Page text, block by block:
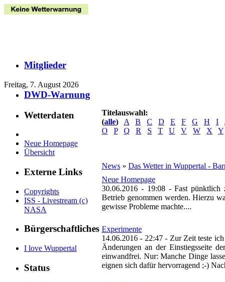
Mitglieder
Freitag, 7. August 2026
DWD-Warnung
Wetterdaten
Neue Homepage
Übersicht
Externe Links
Copyrights
ISS - Livestream (c)
NASA
Bürgerschaftliches
I love Wuppertal
Status
Titelauswahl:
(alle) A B C D E F G H I
O
P Q R S T U V W X Y
News » Das Wetter in Wuppertal -
Neue Homepage
30.06.2016 - 19:08-Fast pünktlich
Betrieb genommen werden. Hierzu
gewisse Probleme machte....
Experimente
14.06.2016 - 22:47- Zur Zeit teste
Änderungen an der Einstiegsseite
einwandfrei. Nur: Manche Dinge
eignen sich dafür hervorragend ;-)